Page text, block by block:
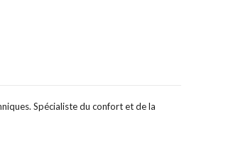
Spécialiste du confort et de la